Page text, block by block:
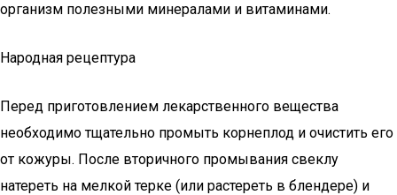
организм полезными минералами и витаминами.
Народная рецептура
Перед приготовлением лекарственного вещества
необходимо тщательно промыть корнеплод и очистить его
от кожуры. После вторичного промывания свеклу
натереть на мелкой терке (или растереть в блендере) и